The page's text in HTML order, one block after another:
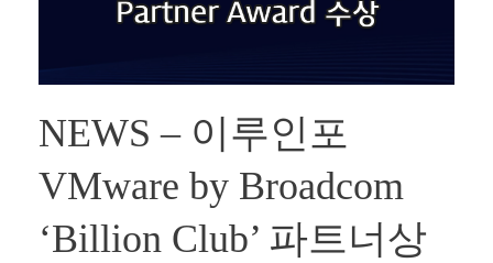
NEWS – 이루인포
VMware by Broadcom
‘Billion Club’ 파트너상